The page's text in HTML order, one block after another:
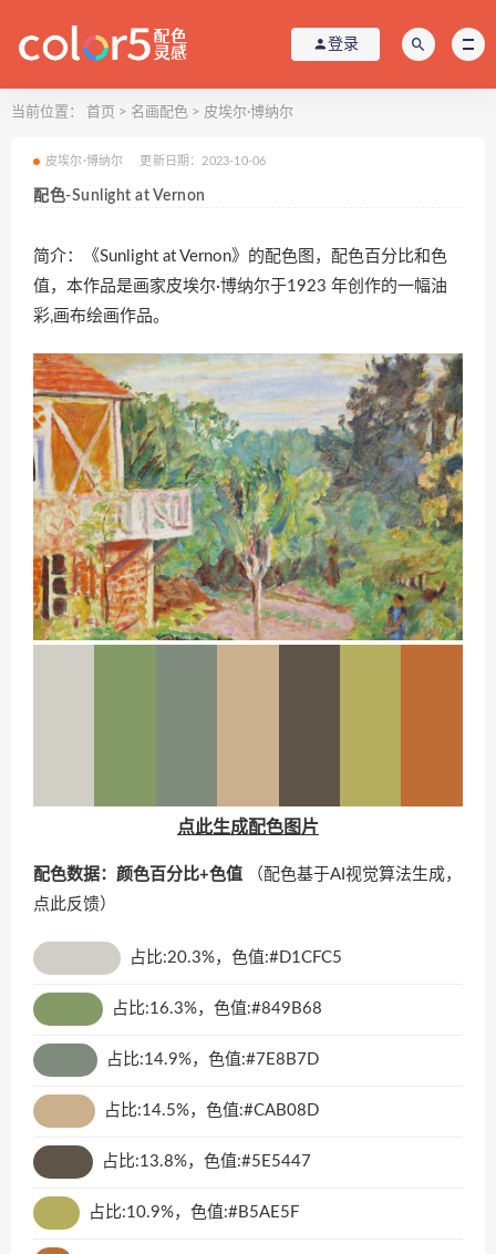
登录
当前位置： 首页 > 名画配色 > 皮埃尔·博纳尔
皮埃尔·博纳尔 更新日期：2023-10-06
配色-Sunlight at Vernon
简介：《Sunlight at Vernon》的配色图，配色百分比和色
值，本作品是画家皮埃尔·博纳尔于1923 年创作的一幅油
彩,画布绘画作品。
点此生成配色图片
配色数据：颜色百分比+色值 （配色基于AI视觉算法生成，
点此反馈）
占比:20.3%，色值:#D1CFC5
占比:16.3%，色值:#849B68
占比:14.9%，色值:#7E8B7D
占比:14.5%，色值:#CAB08D
占比:13.8%，色值:#5E5447
占比:10.9%，色值:#B5AE5F